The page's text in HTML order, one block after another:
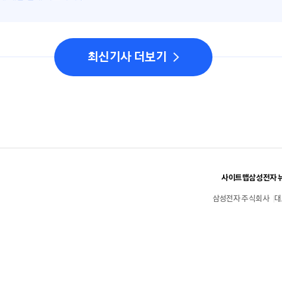
최신기사 더보기
사이트맵삼성전자
삼성전자 주식회사